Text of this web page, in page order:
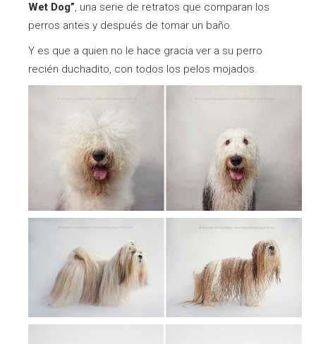
Wet Dog”, una serie de retratos que comparan los
perros antes y después de tomar un baño.
Y es que a quien no le hace gracia ver a su perro
recién duchadito, con todos los pelos mojados.